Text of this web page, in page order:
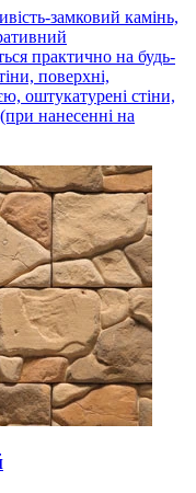
замковий камінь,
практично на будь-
поверхні,
оштукатурені стіни,
нанесенні на